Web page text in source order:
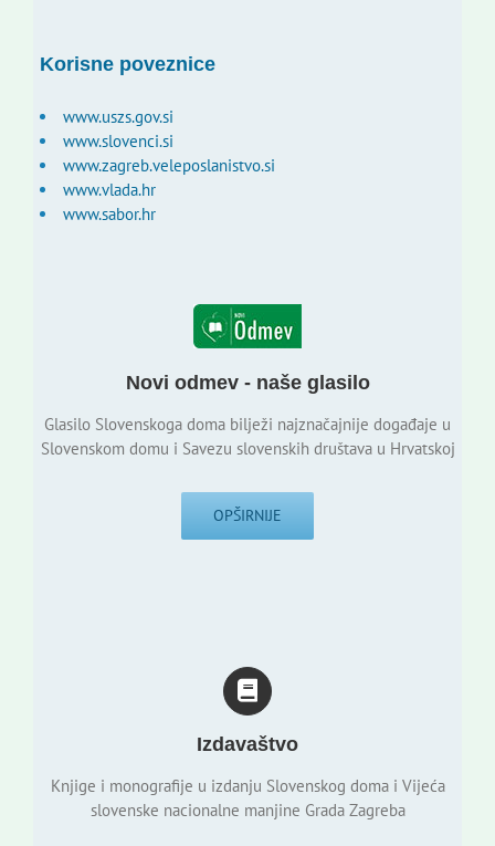
Korisne poveznice
www.uszs.gov.si
www.slovenci.si
www.zagreb.veleposlanistvo.si
www.vlada.hr
www.sabor.hr
Novi odmev - naše glasilo
Glasilo Slovenskoga doma bilježi najznačajnije događaje u
Slovenskom domu i Savezu slovenskih društava u Hrvatskoj
OPŠIRNIJE
Izdavaštvo
Knjige i monografije u izdanju Slovenskog doma i Vijeća
slovenske nacionalne manjine Grada Zagreba